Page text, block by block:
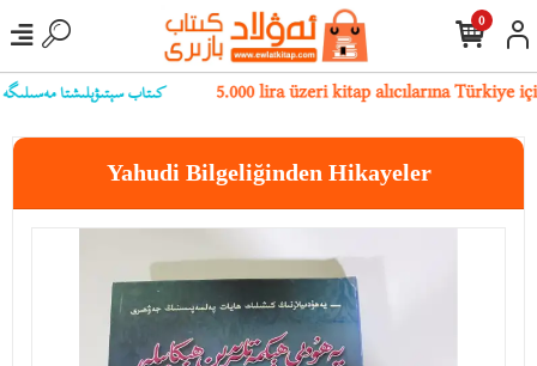
كىتاب سېتىۋېلىشتا مەسىلىگە 5.000 lira üzeri kitap alıcılarına
0
Yahudi Bilgeliğinden Hikayeler